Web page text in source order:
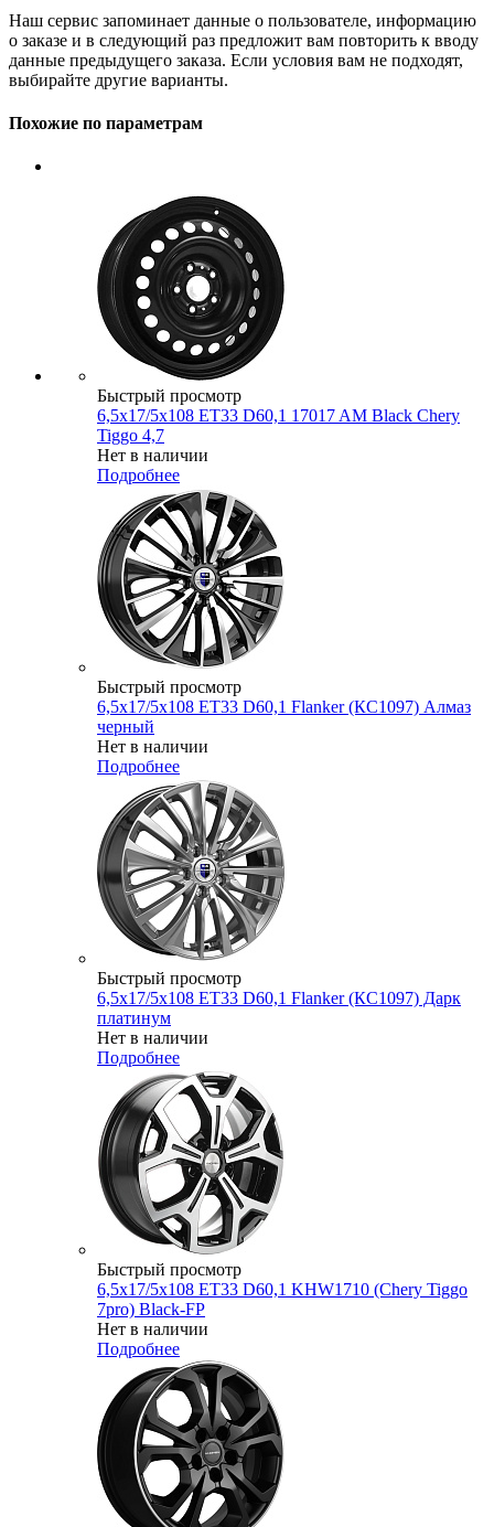
Наш сервис запоминает данные о пользователе, информацию
о заказе и в следующий раз предложит вам повторить к вводу
данные предыдущего заказа. Если условия вам не подходят,
выбирайте другие варианты.
Похожие по параметрам
Быстрый просмотр
6,5x17/5x108 ET33 D60,1 17017 AM Black Chery
Tiggo 4,7
Нет в наличии
Подробнее
Быстрый просмотр
6,5x17/5x108 ET33 D60,1 Flanker (КС1097) Алмаз
черный
Нет в наличии
Подробнее
Быстрый просмотр
6,5x17/5x108 ET33 D60,1 Flanker (КС1097) Дарк
платинум
Нет в наличии
Подробнее
Быстрый просмотр
6,5x17/5x108 ET33 D60,1 KHW1710 (Chery Tiggo
7pro) Black-FP
Нет в наличии
Подробнее